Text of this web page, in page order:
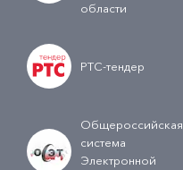
области
РТС-тендер
Общероссийская
система
Электронной